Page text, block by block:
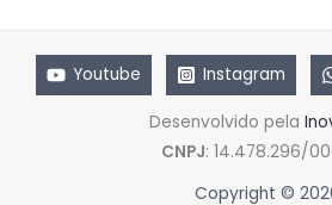
Youtube Instagram
Desenvolvido pela
CNPJ: 14.478.296/
Copyright ©